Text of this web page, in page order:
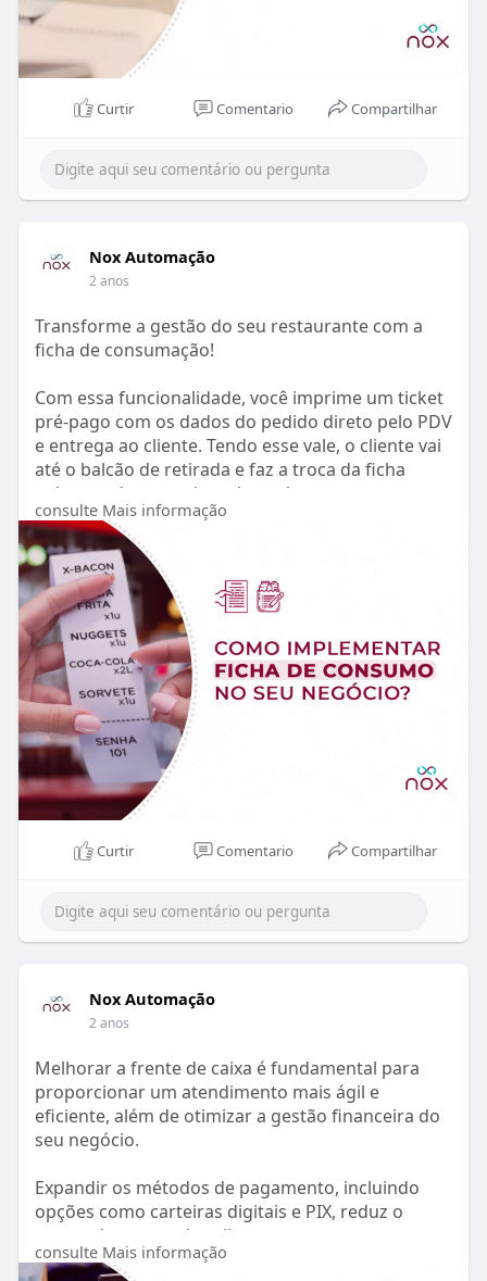
Com o uso de ferramentas modernas, você
economiza tempo, reduz erros e mantém o seu
negócio sempre dentro das exigências fiscais.
Neste artigo, você aprenderá:
1. O que é um arquivo XML e por que ele é
fundamental para a emissão de notas fiscais
eletrônicas (NF-e).
diretamente pelo portal da SEFAZ.
3. Como o NoxMob Fácil automatiza o processo,
no que realmente importa: o crescimento do seu
negócio.
Por que isso é importante? ✍️
Uma pesquisa realizada pela Dootax revelou que
76% das empresas que adotaram tecnologias de
automação fiscal experimentaram processos mais
ágeis e eficientes.
Além disso, 38% das empresas relataram uma
redução superior a 50% nos custos relacionados a
multas, juros, duplicidades e outros erros
tributários após a implementação da automação.
Não deixe que a burocracia atrapalhe o sucesso
do seu negócio. Clique no link abaixo e veja como
simplificar suas operações fiscais com o NoxMob
Fácil.
➡️ Acesse o artigo completo e transforme sua
gestão fiscal.
Curtir Comentario Compartilhar
Nox Automação
2 anos
Transforme a gestão do seu restaurante com a
ficha de consumação!
Com essa funcionalidade, você imprime um ticket
pré-pago com os dados do pedido direto pelo PDV
e entrega ao cliente. Tendo esse vale, o cliente vai
até o balcão de retirada e faz a troca da ficha
pelos produtos registrados nela.
No blog da Nox, explicamos como implementar a
ficha de consumação no seu negócio e colher
esses benefícios.
O que você vai aprender no artigo?
🔍 O que é a ficha de consumação e como
funciona:
Descubra como essa ferramenta proporciona um
controle preciso sobre o consumo de produtos e
serviços pelos seus clientes.
Seja com fichas físicas ou digitais, o sistema é
adaptável para qualquer tipo de negócio, de bares
📊 Benefícios comprovados:
rentabilidade.
• Maior organização: tenha controle total sobre
• Autonomia para o cliente: ofereça uma
experiência moderna e prática com totens de
autoatendimento e que imprimem a ficha de
consumo.
🚀 Como implementar no seu negócio:
Com nosso guia passo a passo, você vai aprender
a:
consulte Mais informação
Curtir Comentario Compartilhar
Nox Automação
2 anos
Melhorar a frente de caixa é fundamental para
proporcionar um atendimento mais ágil e
eficiente, além de otimizar a gestão financeira do
seu negócio.
Expandir os métodos de pagamento, incluindo
opções como carteiras digitais e PIX, reduz o
tempo de espera dos clientes.
consulte Mais informação